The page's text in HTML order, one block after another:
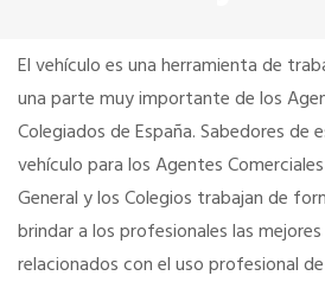
Dónde estamos
SERVICIOS
SERVICIOS EN TU COLEGIO
El vehículo es una herramienta de
una parte muy importante de los
Colegiados de España. Sabedores de
vehículo para los Agentes
General y los Colegios trabajan de
brindar a los profesionales las
relacionados con el uso profesional